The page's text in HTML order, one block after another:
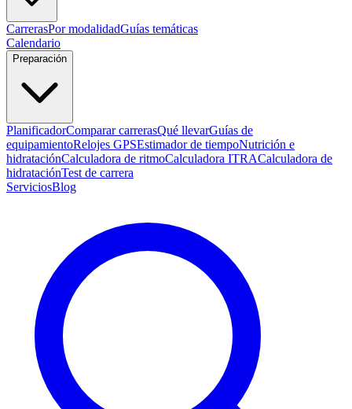
CarrerasPor modalidadGuías temáticas
Calendario
Preparación
PlanificadorComparar carrerasQué llevarGuías de
equipamientoRelojes GPSEstimador de tiempoNutrición e
hidrataciónCalculadora de ritmoCalculadora ITRACalculadora de
hidrataciónTest de carrera
ServiciosBlog